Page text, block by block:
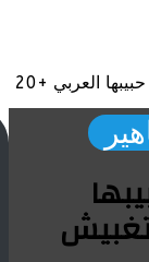
مقطع ميرا النوري مع حبيبها العربي +20